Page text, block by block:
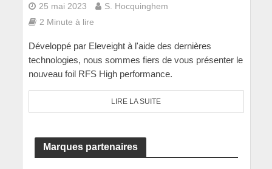
25 mai 2023
S. Hocquinghem
2 Minute à lire
Développé par Eleveight à l'aide des dernières
technologies, nous sommes fiers de vous présenter le
nouveau foil RFS High performance.
LIRE LA SUITE
Marques partenaires